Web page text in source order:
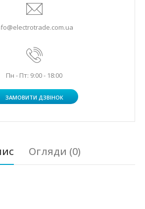
Пн - Пт: 9:00 - 18:00
ЗАМОВИТИ ДЗВІНОК
Огляди (0)